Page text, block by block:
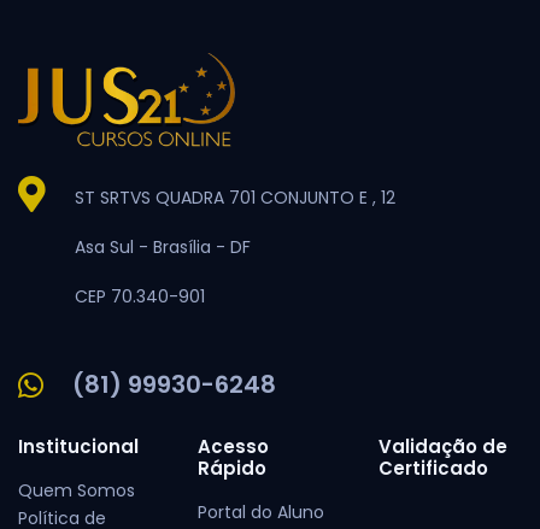
ST SRTVS QUADRA 701 CONJUNTO E , 12
Asa Sul - Brasília - DF
CEP 70.340-901
(81) 99930-6248
Institucional
Quem Somos
Política de
Acesso
Rápido
Portal do Aluno
Validação de
Certificado